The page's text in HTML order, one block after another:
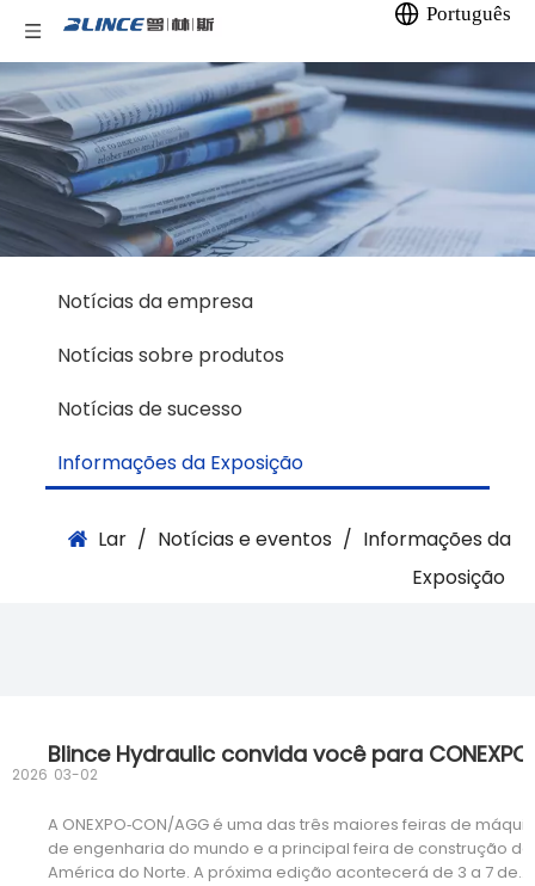
Português
Notícias da empresa
Notícias sobre produtos
Notícias de sucesso
Informações da Exposição
Lar / Notícias e eventos / Informações da
Exposição
A ONEXPO‑CON/AGG é uma das três maiores feiras de
de engenharia do mundo e a principal feira de construção da
América do Norte. A próxima edição acontecerá de 3 a 7 de
2026 03-02